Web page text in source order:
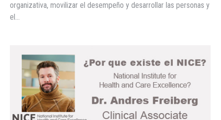
organizativa, movilizar el desempeño y desarrollar las personas y
el…